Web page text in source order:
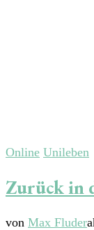
Online Unileben
Zurück in
von Max Fluder